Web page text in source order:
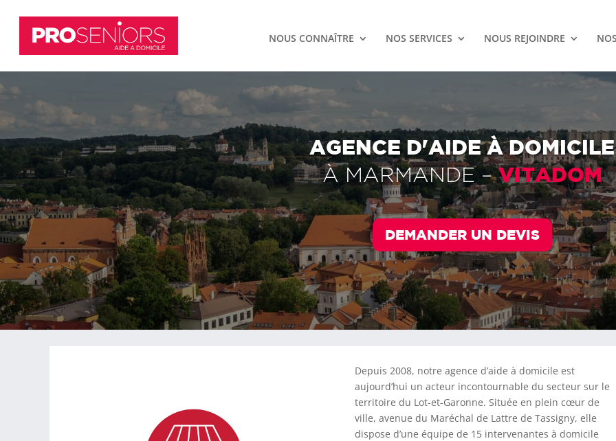
NOUS CONNAÎTRE NOS SERVICES NOUS REJOINDRE
AGENCE D'AIDE À DOMICILE
À MARMANDE –VITADOM
DEMANDER UN DEVIS
Depuis 2008, notre agence d’aide à domicile est
aujourd’hui un acteur incontournable du secteur sur le
territoire du Lot-et-Garonne. Située en plein cœur de
ville, avenue du Maréchal de Lattre de Tassigny, elle
dispose d’une équipe de 15 intervenantes à domicile